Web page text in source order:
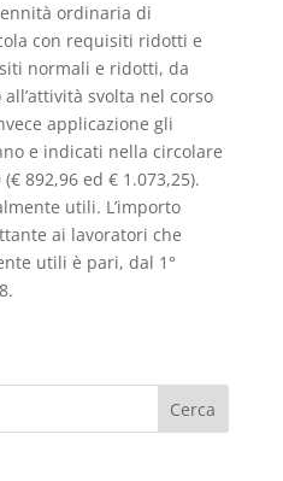
ordinaria di
con requisiti ridotti e
normali e ridotti, da
svolta nel corso
applicazione gli
e indicati nella circolare
892,96 ed € 1.073,25).
utili. L’importo
ai lavoratori che
utili è pari, dal 1°